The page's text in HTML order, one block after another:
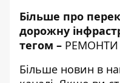
Більше про
дорожну
тегом – РЕМОНТИ
Більше новин в